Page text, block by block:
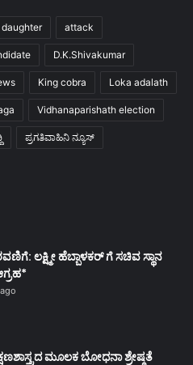
attack
D.K.Shivakumar
King cobra Loka adalath
Vidhanaparishath election
ಪ್ರಗತಿವಾಹಿನಿ ನ್ಯೂಸ್
ಲಕ್ಷ್ಮೀ ಹೆಬ್ಬಾಳಕರ್ ಗೆ ಸಚಿವ ಸ್ಥಾನ
ಮೂಲಕ ಬೋಧನಾ ಶ್ರೇಷ್ಠತೆ